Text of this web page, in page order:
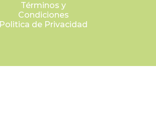
Términos y
Condiciones
Politica de Privacidad